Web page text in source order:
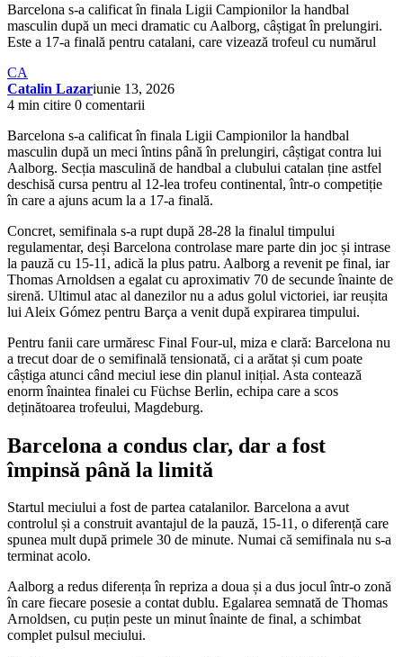
Barcelona s-a calificat în finala Ligii Campionilor la handbal
masculin după un meci dramatic cu Aalborg, câștigat în prelungiri.
Este a 17-a finală pentru catalani, care vizează trofeul cu numărul
CA
Catalin Lazariunie 13, 2026
4 min citire 0 comentarii
Barcelona s-a calificat în finala Ligii Campionilor la handbal
masculin după un meci întins până în prelungiri, câștigat contra lui
Aalborg. Secția masculină de handbal a clubului catalan ține astfel
deschisă cursa pentru al 12-lea trofeu continental, într-o competiție
în care a ajuns acum la a 17-a finală.
Concret, semifinala s-a rupt după 28-28 la finalul timpului
regulamentar, deși Barcelona controlase mare parte din joc și intrase
la pauză cu 15-11, adică la plus patru. Aalborg a revenit pe final, iar
Thomas Arnoldsen a egalat cu aproximativ 70 de secunde înainte de
sirenă. Ultimul atac al danezilor nu a adus golul victoriei, iar reușita
lui Aleix Gómez pentru Barça a venit după expirarea timpului.
Pentru fanii care urmăresc Final Four-ul, miza e clară: Barcelona nu
a trecut doar de o semifinală tensionată, ci a arătat și cum poate
câștiga atunci când meciul iese din planul inițial. Asta contează
enorm înaintea finalei cu Füchse Berlin, echipa care a scos
deținătoarea trofeului, Magdeburg.
Barcelona a condus clar, dar a fost
împinsă până la limită
Startul meciului a fost de partea catalanilor. Barcelona a avut
controlul și a construit avantajul de la pauză, 15-11, o diferență care
spunea mult după primele 30 de minute. Numai că semifinala nu s-a
terminat acolo.
Aalborg a redus diferența în repriza a doua și a dus jocul într-o zonă
în care fiecare posesie a contat dublu. Egalarea semnată de Thomas
Arnoldsen, cu puțin peste un minut înainte de final, a schimbat
complet pulsul meciului.